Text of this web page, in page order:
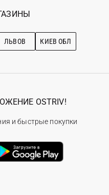
по уходу
ЛЬВОВ КИЕВ ОБЛ
OSTRIV!
и быстрые покупки